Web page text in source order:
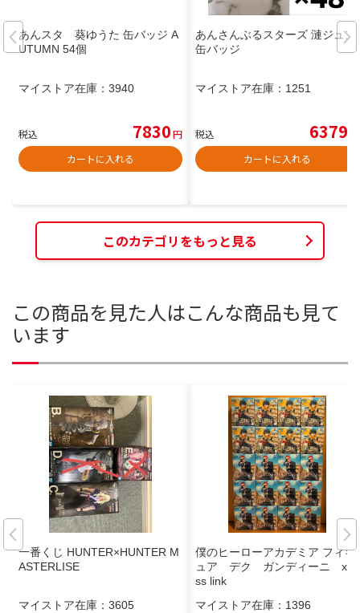
あんスタ 葵ゆうた 缶バッジ A
UTUMN 54個
マイストア在庫： 3940
税込 7830円
カートに入れる
あんさんぶるスターズ 漣ジュン
缶バッジ
マイストア在庫： 1251
税込 6379
カートに入れる
このカテゴリをもっと見る
この商品を見た人はこんな商品も見て
います
一番くじ HUNTER×HUNTER M
ASTERLISE
マイストア在庫： 3605
僕のヒーローアカデミア フィギ
ュア デク ガンディーニ xro
ss link
マイストア在庫： 1396